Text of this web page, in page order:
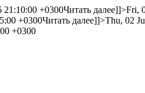
21:10:00 +0300Читать далее]]>Fri,
+0300Читать далее]]>Thu, 02
+0300